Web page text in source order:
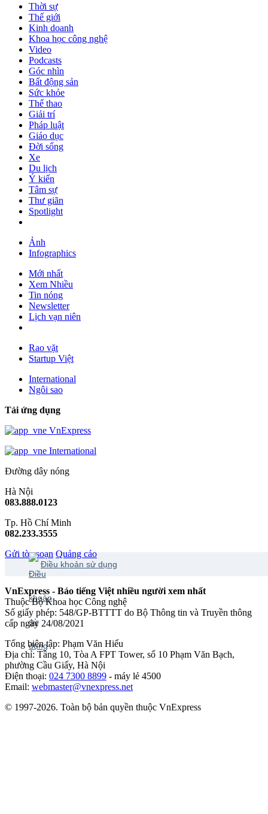
Thời sự
Thế giới
Kinh doanh
Khoa học công nghệ
Video
Podcasts
Góc nhìn
Bất động sản
Sức khỏe
Thể thao
Giải trí
Pháp luật
Giáo dục
Đời sống
Xe
Du lịch
Ý kiến
Tâm sự
Thư giãn
Spotlight
Ảnh
Infographics
Mới nhất
Xem Nhiều
Tin nóng
Newsletter
Lịch vạn niên
Rao vặt
Startup Việt
International
Ngôi sao
Tải ứng dụng
VnExpress
International
Đường dây nóng
Hà Nội
083.888.0123
Tp. Hồ Chí Minh
082.233.3555
Gửi tòa soạn Quảng cáo
Điều khoản sử dụng
VnExpress - Báo tiếng Việt nhiều người xem nhất
Thuộc Bộ Khoa học Công nghệ
Số giấy phép: 548/GP-BTTTT do Bộ Thông tin và Truyền thông
cấp ngày 24/08/2021
Tổng biên tập: Phạm Văn Hiếu
Địa chỉ: Tầng 10, Tòa A FPT Tower, số 10 Phạm Văn Bạch,
phường Cầu Giấy, Hà Nội
Điện thoại: 024 7300 8899 - máy lẻ 4500
Email: webmaster@vnexpress.net
© 1997-2026. Toàn bộ bản quyền thuộc VnExpress